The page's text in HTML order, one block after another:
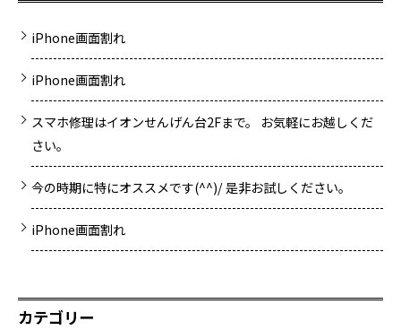
iPhone画面割れ
iPhone画面割れ
スマホ修理はイオンせんげん台2Fまで。 お気軽にお越しくだ
さい。
今の時期に特にオススメです(^^)/ 是非お試しください。
iPhone画面割れ
カテゴリー